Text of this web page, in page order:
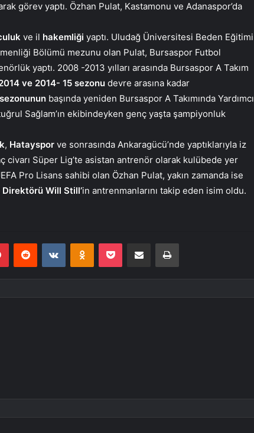
görev yaptı. Özhan Pulat, Kastamonu ve Adanaspor’da
ve il hakemliği yaptı. Uludağ Üniversitesi Beden Eğitimi
Bölümü mezunu olan Pulat, Bursaspor Futbol
yaptı. 2008 -2013 yılları arasında Bursaspor A Takım
ve 2014- 15 sezonu devre arasına kadar
başında yeniden Bursaspor A Takımında Yardımcı
Sağlam’ın ekibindeyken genç yaşta şampiyonluk
, Hatayspor ve sonrasında Ankaragücü’nde yaptıklarıyla iz
civarı Süper Lig’te asistan antrenör olarak kulübede yer
Pro Lisans sahibi olan Özhan Pulat, yakın zamanda ise
Will Still’in antrenmanlarını takip eden isim oldu.
PinterestReddit VKontakteOdnoklassniki
Pocket E-Posta ile paylaş Yazdır